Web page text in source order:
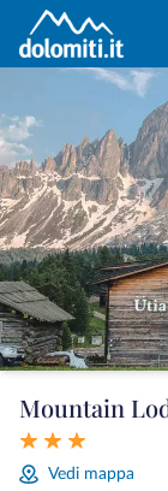
Mountain
Vedi mappa